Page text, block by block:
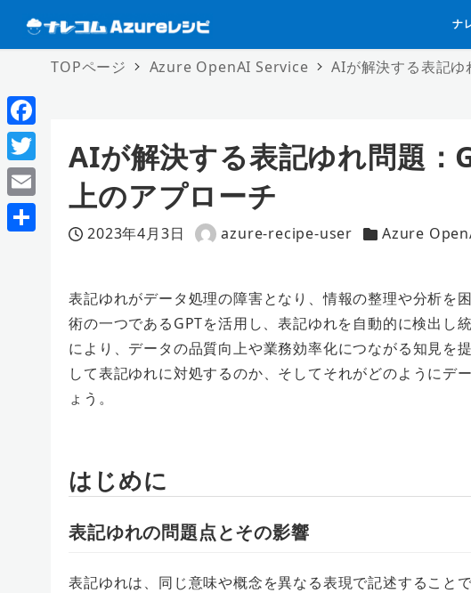
ナ
TOPページ Azure OpenAI Service AIが解決する表記
AIが解決する表記ゆれ問題：
上のアプローチ
投稿日
2023年4月3日
著
azure-recipe-user
カテゴリー
Azure
表記ゆれがデータ処理の障害となり、情報の整理や分析を
術の一つであるGPTを活用し、表記ゆれを自動的に検出し
により、データの品質向上や業務効率化につながる知見を
して表記ゆれに対処するのか、そしてそれがどのようにデ
ょう。
はじめに
表記ゆれの問題点とその影響
表記ゆれは、同じ意味や概念を異なる表現で記述すること
F
a
c
e
T
w
i
E